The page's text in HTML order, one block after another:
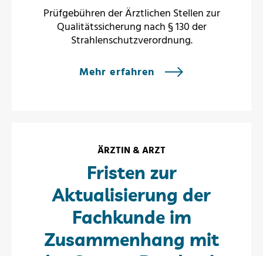
Prüfgebühren der Ärztlichen Stellen zur
Qualitätssicherung nach § 130 der
Strahlenschutzverordnung.
Mehr erfahren
ÄRZTIN & ARZT
Fristen zur
Aktualisierung der
Fachkunde im
Zusammenhang mit